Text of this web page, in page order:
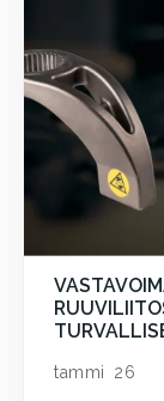
tammi 26